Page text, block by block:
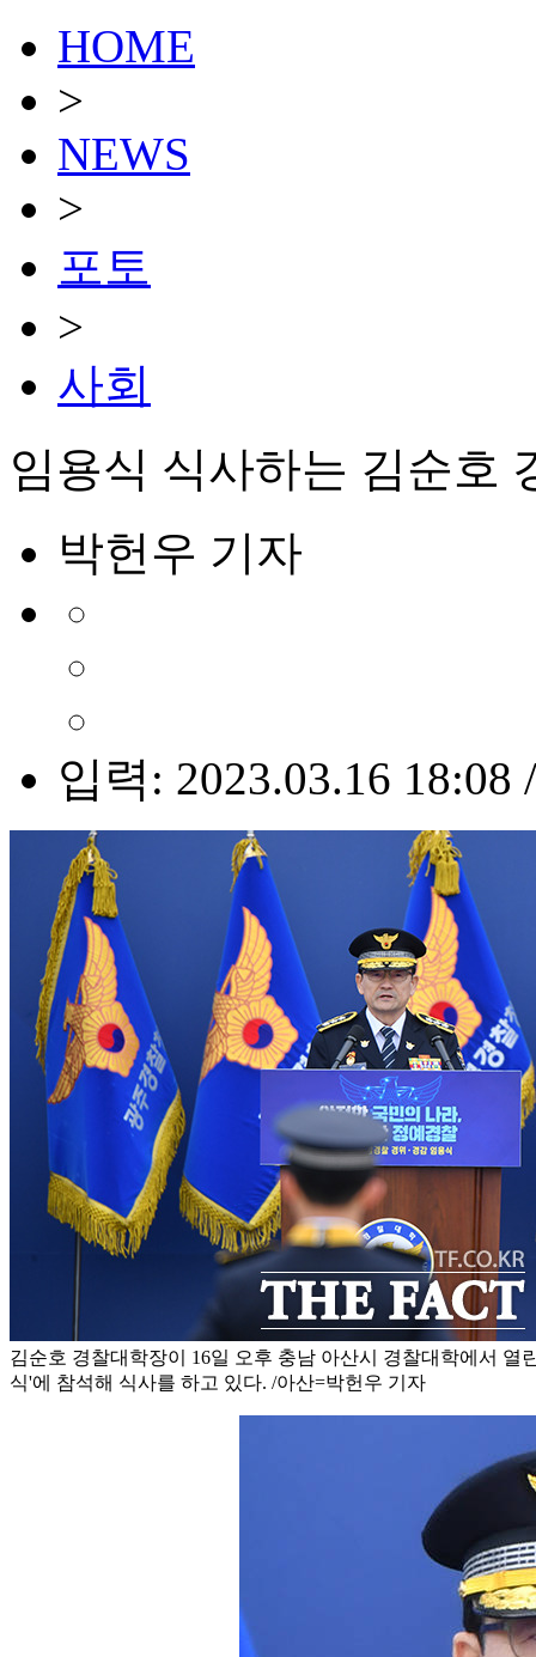
HOME
>
NEWS
>
포토
>
사회
임용식 식사하는 김순호
박헌우 기자
입력: 2023.03.16 18:08
김순호 경찰대학장이 16일 오후 충남 아산시 경찰대학에서 열
식'에 참석해 식사를 하고 있다. /아산=박헌우 기자